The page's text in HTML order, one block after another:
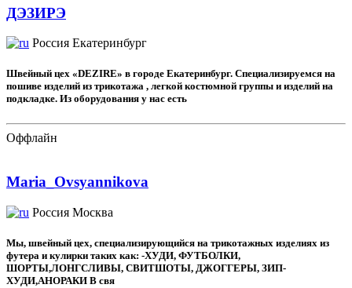
ДЭЗИРЭ
Россия Екатеринбург
Швейный цех «DEZIRE» в городе Екатеринбург. Специализируемся на
пошиве изделий из трикотажа , легкой костюмной группы и изделий на
подкладке. Из оборудования у нас есть
Оффлайн
Maria_Ovsyannikova
Россия Москва
Мы, швейный цех, специализирующийся на трикотажных изделиях из
футера и кулирки таких как: -ХУДИ, ФУТБОЛКИ,
ШОРТЫ,ЛОНГСЛИВЫ, СВИТШОТЫ, ДЖОГГЕРЫ, ЗИП-
ХУДИ,АНОРАКИ В свя